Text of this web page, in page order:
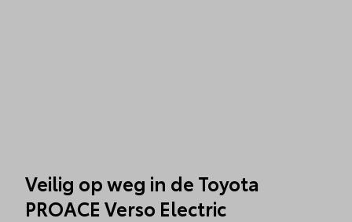
Veilig op weg in de Toyota
PROACE Verso Electric